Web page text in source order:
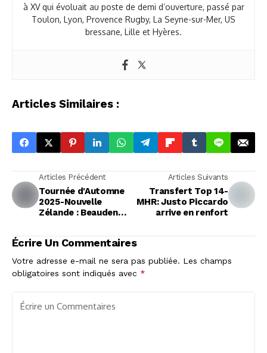
à XV qui évoluait au poste de demi d’ouverture, passé par
Toulon, Lyon, Provence Rugby, La Seyne-sur-Mer, US
bressane, Lille et Hyères.
Articles Similaires :
Articles Précédent
Tournée d'Automne
2025-Nouvelle
Zélande : Beauden
Articles Suivants
Transfert Top 14-
MHR: Justo Piccardo
arrive en renfort
Écrire Un Commentaires
Votre adresse e-mail ne sera pas publiée. Les champs
obligatoires sont indiqués avec *